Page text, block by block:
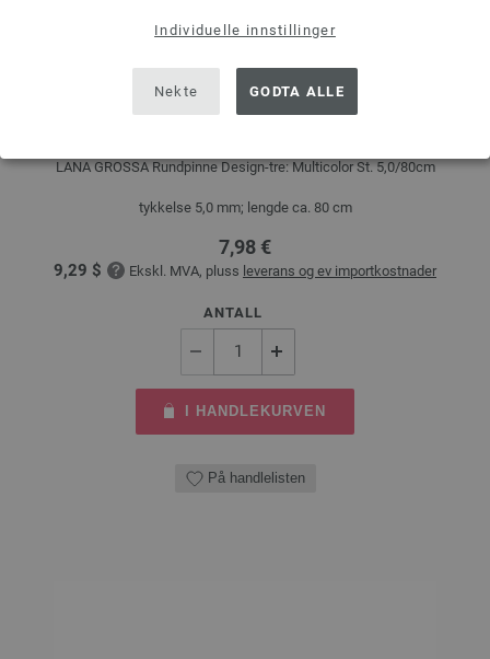
Individuelle innstillinger
Nekte GODTA ALLE
Rundpinne Design-tre: Multicolor St. 5,0/80cm
LANA GROSSA Rundpinne Design-tre: Multicolor St. 5,0/80cm
tykkelse 5,0 mm; lengde ca. 80 cm
7,98 €
9,29 $ Ekskl. MVA, pluss leverans og ev importkostnader
ANTALL
I HANDLEKURVEN
På handlelisten